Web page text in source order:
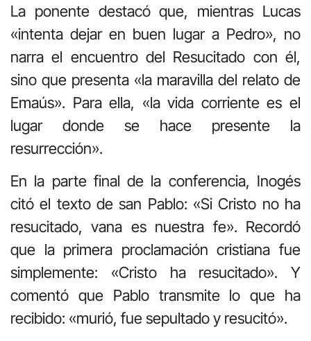
La ponente destacó que, mientras Lucas
«intenta dejar en buen lugar a Pedro», no
narra el encuentro del Resucitado con él,
sino que presenta «la maravilla del relato de
Emaús». Para ella, «la vida corriente es el
lugar donde se hace presente la
resurrección».
En la parte final de la conferencia, Inogés
citó el texto de san Pablo: «Si Cristo no ha
resucitado, vana es nuestra fe». Recordó
que la primera proclamación cristiana fue
simplemente: «Cristo ha resucitado». Y
comentó que Pablo transmite lo que ha
recibido: «murió, fue sepultado y resucitó».